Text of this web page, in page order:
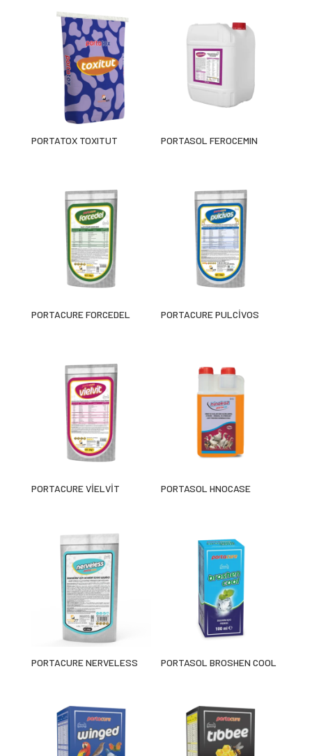
PORTATOX TOXITUT PORTASOL FEROCEMIN
PORTACURE FORCEDEL PORTACURE PULCİVOS
PORTACURE VİELVİT PORTASOL HNOCASE
PORTACURE NERVELESS PORTASOL BROSHEN COOL